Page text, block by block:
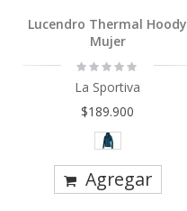
Lucendro Thermal Hoody
Mujer
Rating:
0%
La Sportiva
$189.900
Agregar